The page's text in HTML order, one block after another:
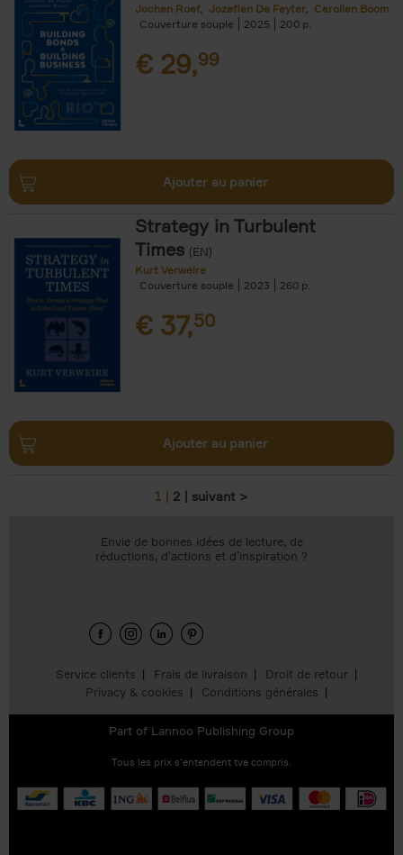
Jochen Roef Jozefien De Feyter
Carolien Boom
Couverture souple
2025 200
€ 29,99
Ajouter au panier
Strategy in Turbulent
Times (EN)
Kurt Verweire
Couverture souple
2023 260
€ 37,50
Ajouter au panier
1 2 suivant >
Service clients Frais de livraison
Droit de retour
Privacy & cookies
Conditions générales
Envie de bonnes idées de lecture, de
réductions, d’actions et d’inspiration ?
Part of Lannoo Publishing Group
Tous les prix s’entendent tva compris.